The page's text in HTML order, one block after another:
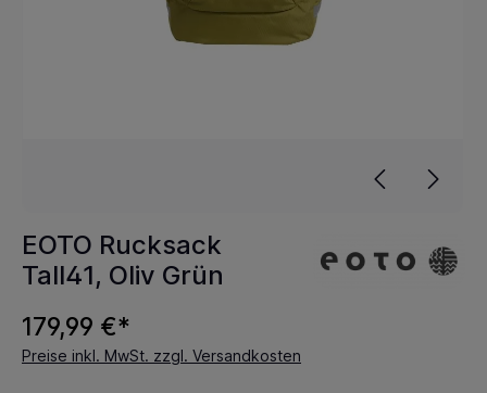
EOTO Rucksack
Tall41, Oliv Grün
179,99 €*
Preise inkl. MwSt. zzgl. Versandkosten